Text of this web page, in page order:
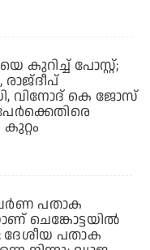
കുറിച്ച് പോസ്റ്റ്;
വിനോദ് കെ ജോസ്
കുറ്റം
പതാക
ചെങ്കോട്ടയിൽ
പതാക